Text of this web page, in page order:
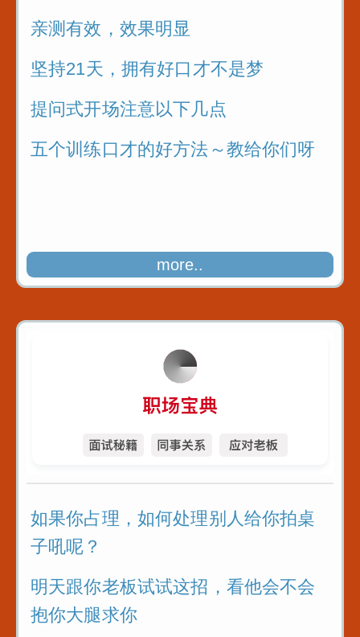
亲测有效，效果明显
坚持21天，拥有好口才不是梦
提问式开场注意以下几点
五个训练口才的好方法～教给你们呀
more..
如果你占理，如何处理别人给你拍桌
子吼呢？
明天跟你老板试试这招，看他会不会
抱你大腿求你